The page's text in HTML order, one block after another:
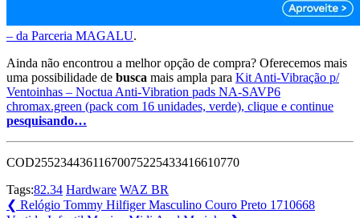
– da Parceria MAGALU.
Ainda não encontrou a melhor opção de compra? Oferecemos mais
uma possibilidade de busca mais ampla para Kit Anti-Vibração p/
Ventoinhas – Noctua Anti-Vibration pads NA-SAVP6
chromax.green (pack com 16 unidades, verde), clique e continue
pesquisando…
COD25523443611670075225433416610770
Tags:82.34 Hardware WAZ BR
Navegação
❮ Previous
Relógio Tommy Hilfiger Masculino Couro Preto 1710668